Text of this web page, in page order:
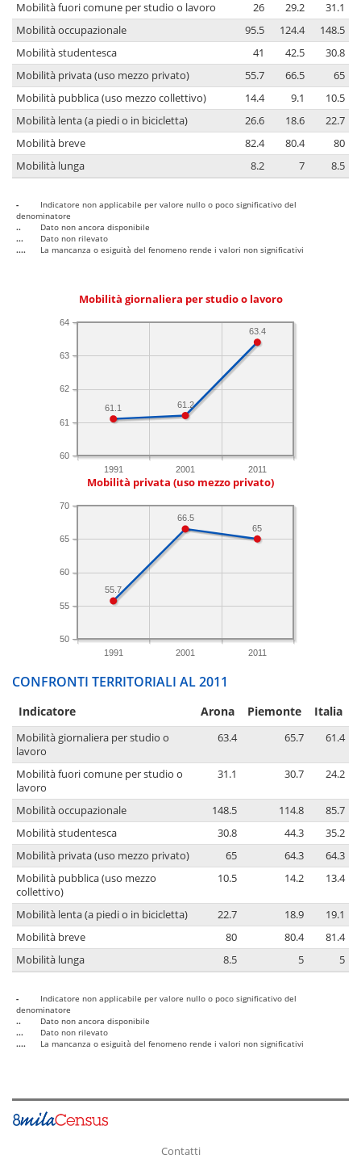
Mobilità fuori comune per studio o lavoro
26 29.2
31.1
Mobilità occupazionale
95.5 124.4
148.5
Mobilità studentesca
41 42.5
30.8
Mobilità privata (uso mezzo privato)
55.7 66.5
65
Mobilità pubblica (uso mezzo collettivo)
14.4 9.1
10.5
Mobilità lenta (a piedi o in bicicletta)
26.6 18.6
22.7
Mobilità breve
82.4 80.4
80
Mobilità lunga
8.2 7 8.5
-
Indicatore non applicabile per valore nullo o poco significativo del
denominatore
..
Dato non ancora disponibile
...
Dato non rilevato
....
La mancanza o esiguità del fenomeno rende i valori non significativi
Mobilità giornaliera per studio o lavoro
1991 2001 2011
60
61
62
63
64
63.4
61.2
61.1
Mobilità privata (uso mezzo privato)
1991 2001 2011
50
55
60
65
70
65
66.5
55.7
CONFRONTI TERRITORIALI AL 2011
Indicatore Arona Piemonte Italia
Mobilità giornaliera per studio o
lavoro
63.4 65.7 61.4
Mobilità fuori comune per studio o
lavoro
31.1 30.7 24.2
Mobilità occupazionale 148.5 114.8
85.7
Mobilità studentesca
30.8 44.3
35.2
Mobilità privata (uso mezzo privato)
65 64.3
64.3
Mobilità pubblica (uso mezzo
collettivo)
10.5 14.2 13.4
Mobilità lenta (a piedi o in bicicletta) 22.7 18.9
19.1
Mobilità breve
80 80.4
81.4
Mobilità lunga
8.5 5 5
-
Indicatore non applicabile per valore nullo o poco significativo del
denominatore
..
Dato non ancora disponibile
...
Dato non rilevato
....
La mancanza o esiguità del fenomeno rende i valori non significativi
Contatti